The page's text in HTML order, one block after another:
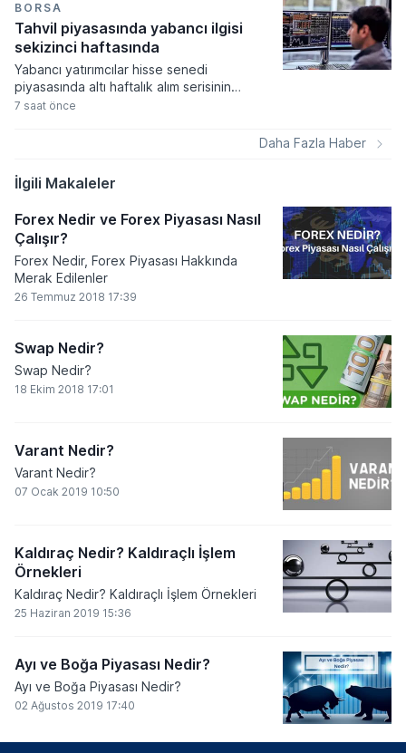
dolar seviyesine ulaşarak analist
öngörülerini geride bırakırken, net gelir
yıllık bazda yüzde 4,5 oranında bir artış
BORSA
Tahvil piyasasında yabancı ilgisi
sekizinci haftasında
Yabancı yatırımcılar hisse senedi
piyasasında altı haftalık alım serisinin
ardından satış tarafına geçerken, tahvil
girdi. Türkiye Cumhuriyet Merkez Bankası
hareketliliği devam ediyor.
7 saat önce
Daha Fazla Haber
İlgili Makaleler
Forex Nedir ve Forex Piyasası Nasıl
Çalışır?
Forex Nedir, Forex Piyasası Hakkında
Merak Edilenler
26 Temmuz 2018 17:39
Swap Nedir?
Swap Nedir?
18 Ekim 2018 17:01
Varant Nedir?
Varant Nedir?
07 Ocak 2019 10:50
Kaldıraç Nedir? Kaldıraçlı İşlem
Örnekleri
Kaldıraç Nedir? Kaldıraçlı İşlem Örnekleri
25 Haziran 2019 15:36
Ayı ve Boğa Piyasası Nedir?
Ayı ve Boğa Piyasası Nedir?
02 Ağustos 2019 17:40